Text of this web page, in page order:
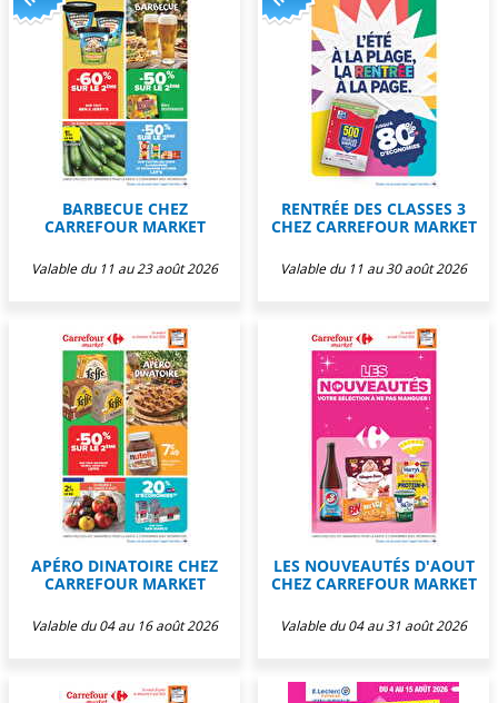
BARBECUE CHEZ
CARREFOUR MARKET
Valable du 11 au 23 août 2026
RENTRÉE DES CLASSES 3
CHEZ CARREFOUR MARKET
Valable du 11 au 30 août 2026
APÉRO DINATOIRE CHEZ
CARREFOUR MARKET
Valable du 04 au 16 août 2026
LES NOUVEAUTÉS D'AOUT
CHEZ CARREFOUR MARKET
Valable du 04 au 31 août 2026